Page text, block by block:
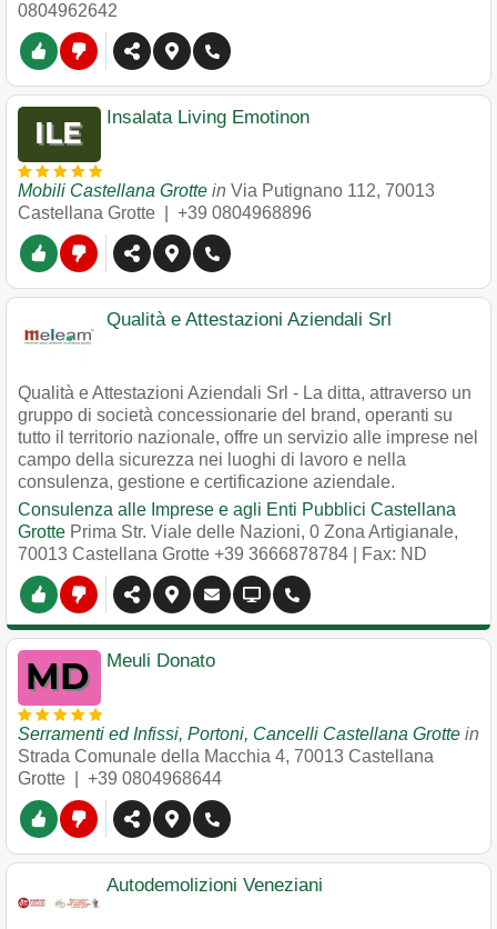
0804962642
Insalata Living Emotinon
Mobili Castellana Grotte in Via Putignano 112, 70013
Castellana Grotte
+39 0804968896
Qualità e Attestazioni Aziendali Srl
Qualità e Attestazioni Aziendali Srl - La ditta, attraverso un
gruppo di società concessionarie del brand, operanti su
tutto il territorio nazionale, offre un servizio alle imprese nel
campo della sicurezza nei luoghi di lavoro e nella
consulenza, gestione e certificazione aziendale.
Consulenza alle Imprese e agli Enti Pubblici Castellana
Grotte Prima Str. Viale delle Nazioni, 0 Zona Artigianale,
70013 Castellana Grotte +39 3666878784 | Fax: ND
Meuli Donato
Serramenti ed Infissi, Portoni, Cancelli Castellana Grotte in
Strada Comunale della Macchia 4, 70013 Castellana
Grotte
+39 0804968644
Autodemolizioni Veneziani